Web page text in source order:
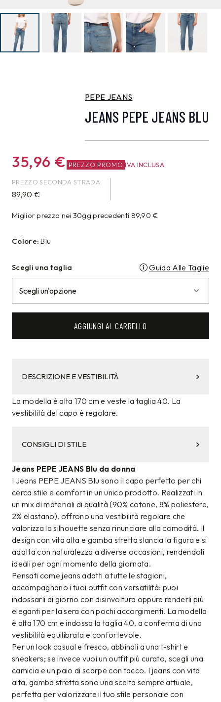
PEPE JEANS
JEANS PEPE JEANS BLU
35,96 € PREZZO PROMO IVA INCLUSA
PREZZO SECONDA STRADA
89,90€
Miglior prezzo nei 30gg precedenti 89,90€
Colore: Blu
Scegli una taglia Guida Alle Taglie
AGGIUNGI AL CARRELLO
DESCRIZIONE E VESTIBILITÀ
La modella è alta 170 cm e veste la taglia 40. La
vestibilità del capo è regolare.
CONSIGLI DI STILE
Jeans PEPE JEANS Blu da donna
I Jeans PEPE JEANS Blu sono il capo perfetto per chi
cerca stile e comfort in un unico prodotto. Realizzati in
un mix di materiali di qualità (90% cotone, 8% poliestere,
2% elastano), offrono una vestibilità regolare che
valorizza la silhouette senza rinunciare alla comodità. Il
design con vita alta e gamba stretta slancia la figura e si
adatta con naturalezza a diverse occasioni, rendendoli
ideali per ogni momento della giornata.
Pensati come jeans adatti a tutte le stagioni,
accompagnano i tuoi outfit con versatilità: puoi
indossarli di giorno con disinvoltura oppure renderli più
eleganti per la sera con pochi accorgimenti. La modella
è alta 170 cm e indossa la taglia 40, a conferma di una
vestibilità equilibrata e confortevole.
Per un look casual e fresco, abbinali a una t-shirt e
sneakers; se invece vuoi un outfit più curato, scegli una
camicia e un paio di scarpe con tacco. I jeans con vita
alta, gamba stretta sono una scelta sempre attuale,
perfetta per valorizzare il tuo stile personale con